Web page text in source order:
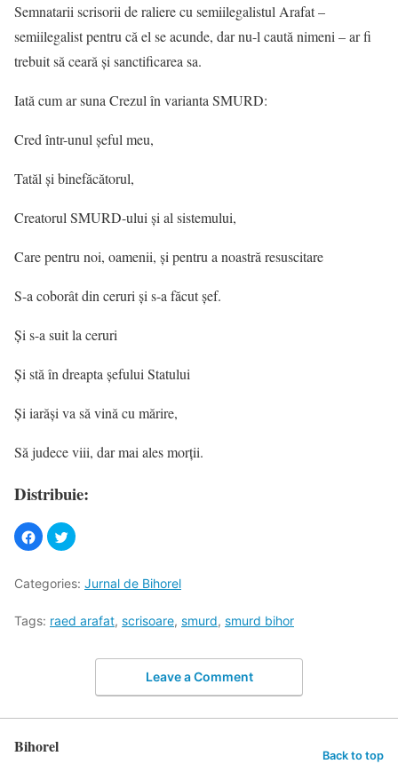
Semnatarii scrisorii de raliere cu semiilegalistul Arafat –
semiilegalist pentru că el se acunde, dar nu-l caută nimeni – ar fi
trebuit să ceară și sanctificarea sa.
Iată cum ar suna Crezul în varianta SMURD:
Cred într-unul șeful meu,
Tatăl și binefăcătorul,
Creatorul SMURD-ului și al sistemului,
Care pentru noi, oamenii, și pentru a noastră resuscitare
S-a coborât din ceruri și s-a făcut șef.
Și s-a suit la ceruri
Și stă în dreapta șefului Statului
Și iarăși va să vină cu mărire,
Să judece viii, dar mai ales morții.
Distribuie:
Categories: Jurnal de Bihorel
Tags: raed arafat, scrisoare, smurd, smurd bihor
Leave a Comment
Bihorel Back to top